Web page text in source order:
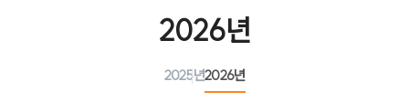
2026년
2025년2026년